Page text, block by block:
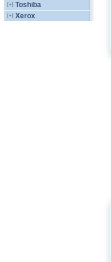
[+] Toshiba
[+] Xerox